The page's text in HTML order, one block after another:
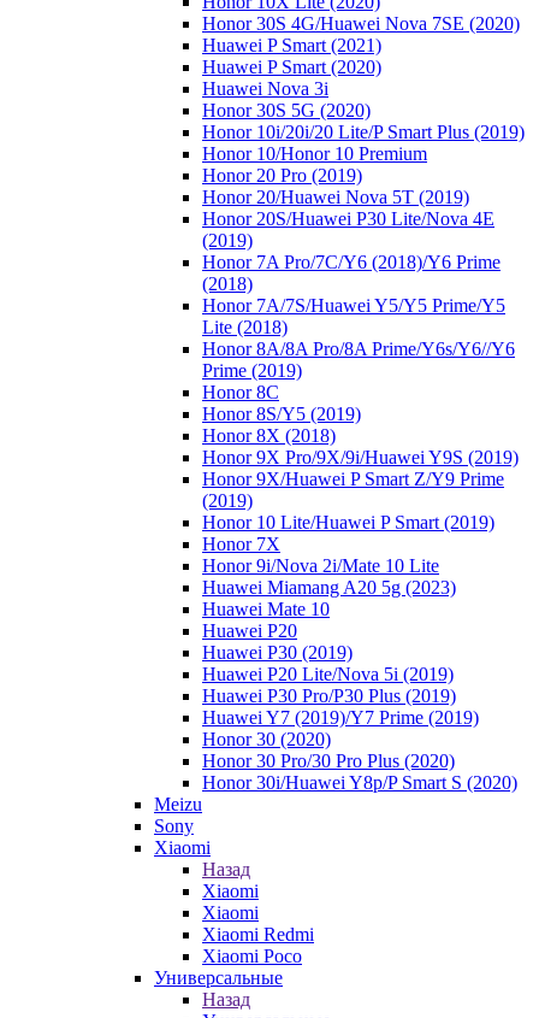
Honor 30S 4G/Huawei Nova 7SE (2020)
Huawei P Smart (2021)
Huawei P Smart (2020)
Huawei Nova 3i
Honor 30S 5G (2020)
Honor 10i/20i/20 Lite/P Smart Plus (2019)
Honor 10/Honor 10 Premium
Honor 20 Pro (2019)
Honor 20/Huawei Nova 5T (2019)
Honor 20S/Huawei P30 Lite/Nova 4E
(2019)
Honor 7A Pro/7C/Y6 (2018)/Y6 Prime
(2018)
Honor 7A/7S/Huawei Y5/Y5 Prime/Y5
Lite (2018)
Honor 8A/8A Pro/8A Prime/Y6s/Y6//Y6
Prime (2019)
Honor 8C
Honor 8S/Y5 (2019)
Honor 8X (2018)
Honor 9X Pro/9X/9i/Huawei Y9S (2019)
Honor 9X/Huawei P Smart Z/Y9 Prime
(2019)
Honor 10 Lite/Huawei P Smart (2019)
Honor 7X
Honor 9i/Nova 2i/Mate 10 Lite
Huawei Miamang A20 5g (2023)
Huawei Mate 10
Huawei P20
Huawei P30 (2019)
Huawei P20 Lite/Nova 5i (2019)
Huawei P30 Pro/P30 Plus (2019)
Huawei Y7 (2019)/Y7 Prime (2019)
Honor 30 (2020)
Honor 30 Pro/30 Pro Plus (2020)
Honor 30i/Huawei Y8p/P Smart S (2020)
Meizu
Sony
Xiaomi
Назад
Xiaomi
Xiaomi
Xiaomi Redmi
Xiaomi Poco
Универсальные
Назад